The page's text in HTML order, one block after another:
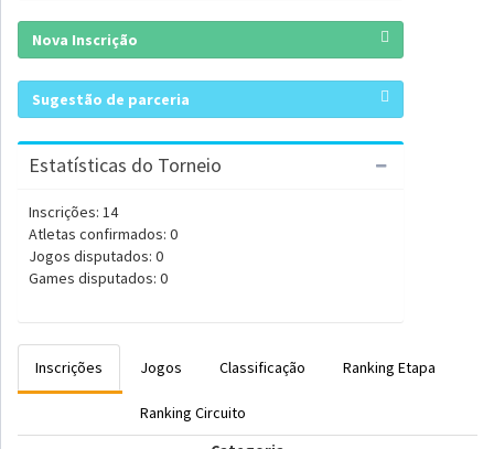
Nova Inscrição
Sugestão de parceria
Estatísticas do Torneio
Inscrições: 14
Atletas confirmados: 0
Jogos disputados: 0
Games disputados: 0
Inscrições Jogos Classificação Ranking Etapa
Ranking Circuito